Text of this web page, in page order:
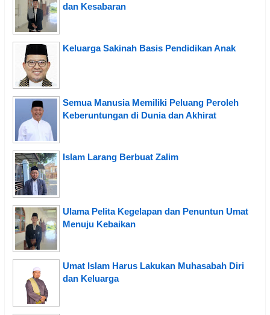
dan Kesabaran
Keluarga Sakinah Basis Pendidikan Anak
Semua Manusia Memiliki Peluang Peroleh
Keberuntungan di Dunia dan Akhirat
Islam Larang Berbuat Zalim
Ulama Pelita Kegelapan dan Penuntun Umat
Menuju Kebaikan
Umat Islam Harus Lakukan Muhasabah Diri
dan Keluarga